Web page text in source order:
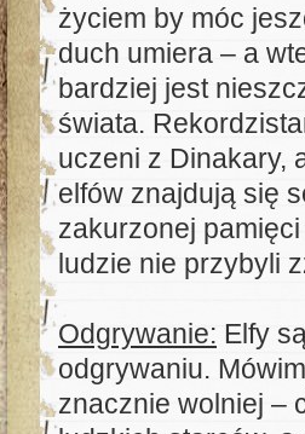
życiem by móc
duch umiera – a
bardziej jest
świata.
uczeni z Dinakary,
elfów znajdują się
zakurzonej pamięci
ludzie nie przybyli
Odgrywanie: Elfy
odgrywaniu.
znacznie wolniej –